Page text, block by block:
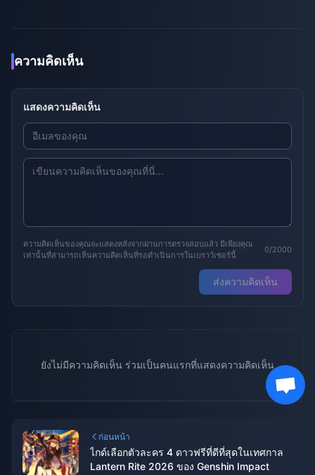
ความคิดเห็น
แสดงความคิดเห็น
ความคิดเห็นของคุณจะแสดงหลังจากผ่านการตรวจสอบแล้ว มีเพียงคุณ
เท่านั้นที่สามารถเห็นความคิดเห็นที่รอดำเนินการในเบราว์เซอร์นี้
0/2000
ส่งความคิดเห็น
ยังไม่มีความคิดเห็น ร่วมเป็นคนแรกที่แสดงความคิดเห็น
ก่อนหน้า
ไกด์เลือกตัวละคร 4 ดาวฟรีที่ดีที่สุดในเทศกาล
Lantern Rite 2026 ของ Genshin Impact